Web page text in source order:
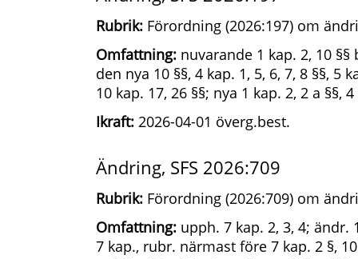
Rubrik: Förordning (2026:197) om
Omfattning: nuvarande 1 kap. 2, 10 §§
den nya 10 §§, 4 kap. 1, 5, 6, 7, 8 §§, 5
10 kap. 17, 26 §§; nya 1 kap. 2, 2 a §§,
Ikraft: 2026-04-01 överg.best.
Ändring, SFS 2026:709
Rubrik: Förordning (2026:709) om
Omfattning: upph. 7 kap. 2, 3, 4; ändr.
7 kap., rubr. närmast före 7 kap. 2 §,